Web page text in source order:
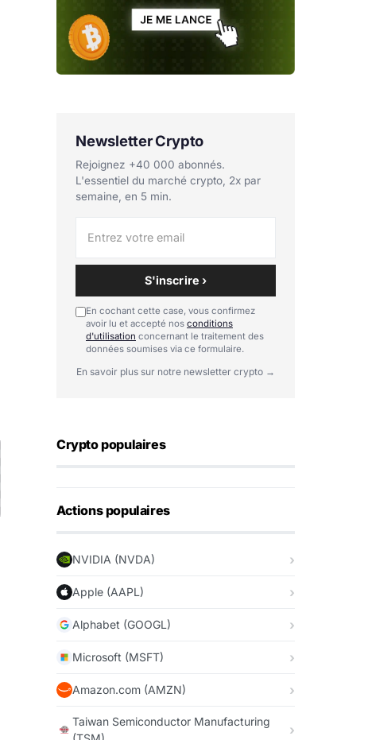
Newsletter Crypto
Rejoignez +40 000 abonnés.
L'essentiel du marché crypto, 2x par
semaine, en 5 min.
S'inscrire ›
En cochant cette case, vous confirmez
avoir lu et accepté nos conditions
d'utilisation concernant le traitement des
données soumises via ce formulaire.
En savoir plus sur notre newsletter crypto →
Crypto populaires
Actions populaires
NVIDIA (NVDA)
Apple (AAPL)
Alphabet (GOOGL)
Microsoft (MSFT)
Amazon.com (AMZN)
Taiwan Semiconductor Manufacturing